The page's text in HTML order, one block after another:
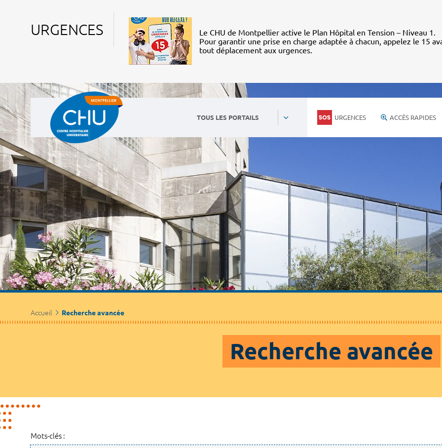
URGENCES
Le CHU de Montpellier active le Plan Hôpital en Tension – Niveau 1.
Pour garantir une prise en charge adaptée à chacun, appelez le 15
tout déplacement aux urgences.
TOUS LES PORTAILS URGENCES ACCÈS RAPIDES
Accueil Recherche avancée
Recherche avancée
Mots-clés :